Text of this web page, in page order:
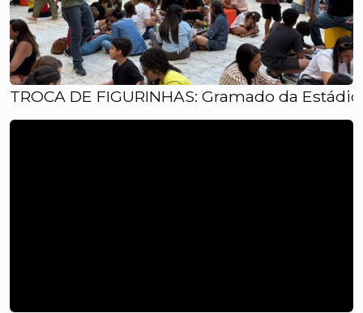
TROCA DE FIGURINHAS: Gramado da